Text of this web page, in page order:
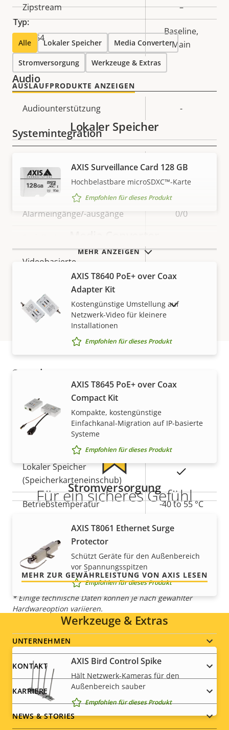
Eigentumsbeschreibung Eigentumswert
Zipstream –
H.264
Baseline,
Main
Audio
Eigentumsbeschreibung Eigentumswert
Audiounterstützung -
Systemintegration
Eigentumsbeschreibung Eigentumswert
Audioerkennung –
Active Tampering Ja
Alarmeingänge/-ausgänge 0/0
Videobasierte
Bewegungserkennung
Netzwerk
Eigentumsbeschreibung Eigentumswert
Security
Eigentumsbeschreibung
Signiertes OS
Allgemein
Eigentumsbeschreibung Eigentumswert
Lokaler Speicher
(Speicherkarteneinschub)
Betriebstemperatur -40 to 55 °C
Für den Außenbereich
geeignet
IP-Schutzklasse
* Einige technische Daten können je nach gewählter
Hardwareoption variieren.
Typ:
Alle Lokaler Speicher Media Converter
Stromversorgung Werkzeuge & Extras
AUSLAUFPRODUKTE ANZEIGEN
MEHR ANZEIGEN
Lokaler Speicher
AXIS Surveillance Card 128 GB
Hochbelastbare microSDXC™-Karte
Empfohlen für dieses Produkt
AXIS T8640 PoE+ over Coax
Adapter Kit
Kostengünstige Umstellung auf
Netzwerk-Video für kleinere
Installationen
Empfohlen für dieses Produkt
AXIS T8645 PoE+ over Coax
Compact Kit
Kompakte, kostengünstige
Einfachkanal-Migration auf IP-basierte
Systeme
Empfohlen für dieses Produkt
Stromversorgung
AXIS T8061 Ethernet Surge
Protector
Schützt Geräte für den Außenbereich
vor Spannungsspitzen
Empfohlen für dieses Produkt
Werkzeuge & Extras
AXIS Bird Control Spike
Hält Netzwerk-Kameras für den
Außenbereich sauber
Empfohlen für dieses Produkt
AUSLAUFPRODUKTE ANZEIGEN
Gewährleistung
Für ein sicheres Gefühl
störungsfreien Betrieb und Kontrolle über Ihre
Kosten.
MEHR ZUR GEWÄHRLEISTUNG VON AXIS LESEN
Footer
menu
UNTERNEHMEN
KONTAKT
KARRIERE
NEWS & STORIES